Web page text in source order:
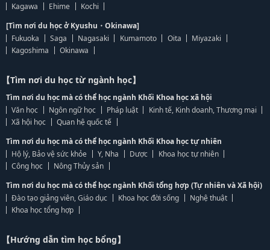
Kagawa
Ehime
Kochi
[Tìm nơi du học ở Kyushu・Okinawa]
Fukuoka
Saga Nagasaki Kumamoto Oita
Miyazaki
Kagoshima
Okinawa
【Tìm nơi du học từ ngành học】
Tìm nơi du học mà có thể học ngành Khối Khoa học xã hội
Văn học
Ngôn ngữ học Pháp luật
Kinh tế, Kinh doanh, Thương mại
Xã hội học
Quan hệ quốc tế
Tìm nơi du học mà có thể học ngành Khối Khoa học tự nhiên
Hộ lý, Bảo vệ sức khỏe
Y, Nha Dược
Khoa học tự nhiên
Công học
Nông Thủy sản
Tìm nơi du học mà có thể học ngành Khối tổng hợp (Tự nhiên và Xã hội)
Đào tạo giảng viên, Giáo dục
Khoa học đời sống
Nghệ thuật
Khoa học tổng hợp
【Hướng dẫn tìm học bổng】